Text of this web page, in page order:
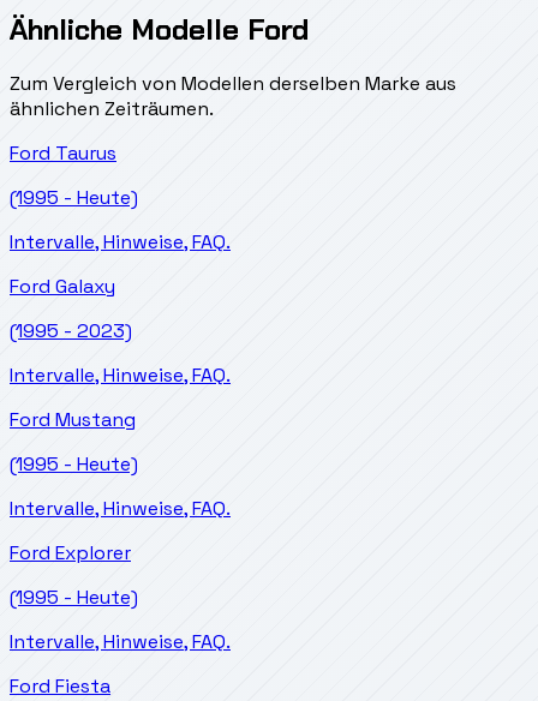
Ähnliche Modelle Ford
Zum Vergleich von Modellen derselben Marke aus
ähnlichen Zeiträumen.
Ford Taurus
(1995 - Heute)
Intervalle, Hinweise, FAQ.
Ford Galaxy
(1995 - 2023)
Intervalle, Hinweise, FAQ.
Ford Mustang
(1995 - Heute)
Intervalle, Hinweise, FAQ.
Ford Explorer
(1995 - Heute)
Intervalle, Hinweise, FAQ.
Ford Fiesta